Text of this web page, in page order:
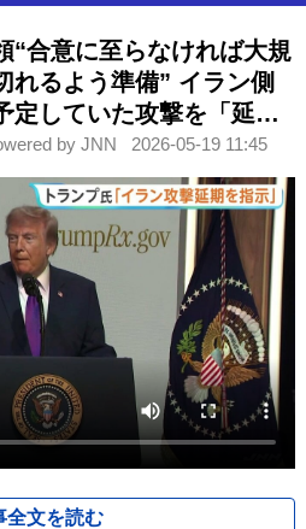
“合意に至らなければ大規
れるよう準備” イラン側
定していた攻撃を「延
向けた交渉めぐり
by JNN 2026-05-19 11:45
全文を読む